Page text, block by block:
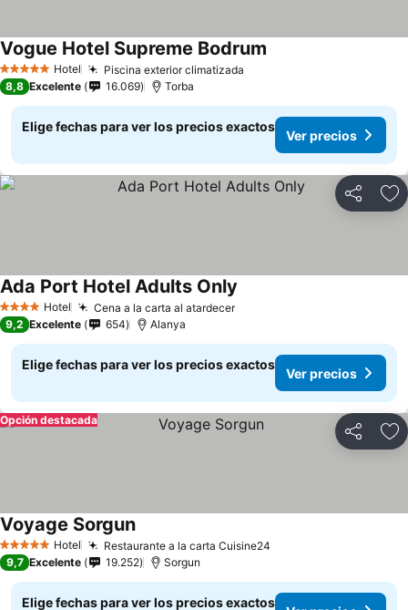
5 Estrellas Hotel Piscina exterior climatizada
Vogue Hotel Supreme Bodrum
8,8 Excelente 16.069 Torba
Elige fechas para ver los precios exactos
Ver precios
Compartir
4 EstrellasHotel Cena a la carta al atardecer
Ada Port Hotel Adults Only
9,2 Excelente 654 Alanya
Elige fechas para ver los precios exactos
Ver precios
Compartir
Opción destacada
5 Estrellas Hotel Restaurante a la carta Cuisine24
Voyage Sorgun
9,7 Excelente 19.252 Sorgun
Elige fechas para ver los precios exactos